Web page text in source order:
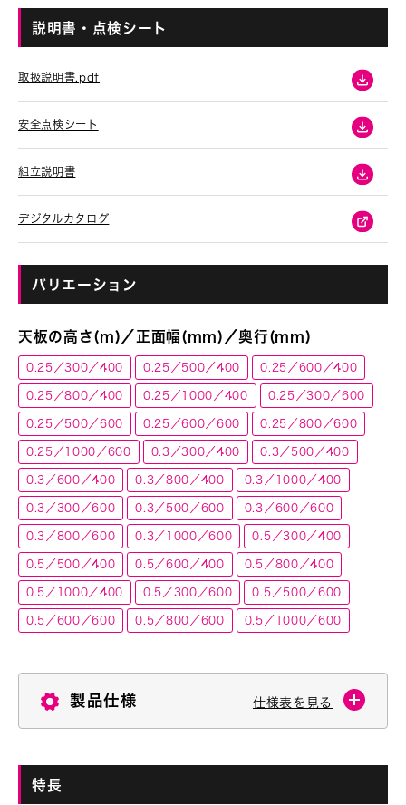
説明書・点検シート
取扱説明書.pdf
安全点検シート
組立説明書
デジタルカタログ
バリエーション
天板の高さ(m)／正面幅(mm)／奥行(mm)
0.25／300／400 0.25／500／400 0.25／600／400
0.25／800／400 0.25／1000／400 0.25／300／600
0.25／500／600 0.25／600／600 0.25／800／600
0.25／1000／600 0.3／300／400 0.3／500／400
0.3／600／400 0.3／800／400 0.3／1000／400
0.3／300／600 0.3／500／600 0.3／600／600
0.3／800／600 0.3／1000／600 0.5／300／400
0.5／500／400 0.5／600／400 0.5／800／400
0.5／1000／400 0.5／300／600 0.5／500／600
0.5／600／600 0.5／800／600 0.5／1000／600
製品仕様 仕様表を見る
特長